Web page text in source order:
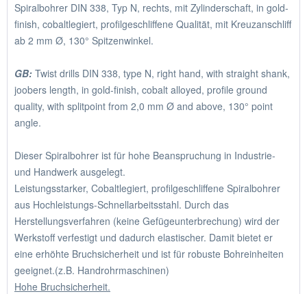
Spiralbohrer DIN 338, Typ N, rechts, mit Zylinderschaft, in gold-
finish, cobaltlegiert, profilgeschliffene Qualität, mit Kreuzanschliff
ab 2 mm Ø, 130° Spitzenwinkel.
GB: Twist drills DIN 338, type N, right hand, with straight shank,
joobers length, in gold-finish, cobalt alloyed, profile ground
quality, with splitpoint from 2,0 mm Ø and above, 130° point
angle.
Dieser Spiralbohrer ist für hohe Beanspruchung in Industrie-
und Handwerk ausgelegt.
Leistungsstarker, Cobaltlegiert, profilgeschliffene Spiralbohrer
aus Hochleistungs-Schnellarbeitsstahl. Durch das
Herstellungsverfahren (keine Gefügeunterbrechung) wird der
Werkstoff verfestigt und dadurch elastischer. Damit bietet er
eine erhöhte Bruchsicherheit und ist für robuste Bohreinheiten
geeignet.(z.B. Handrohrmaschinen)
Hohe Bruchsicherheit.